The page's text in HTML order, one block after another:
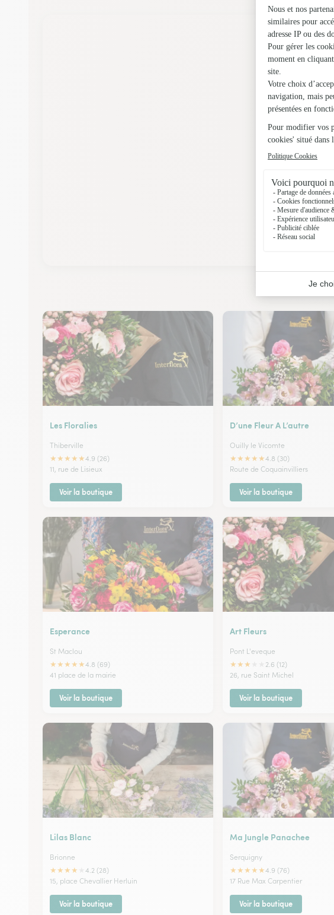
Les Floralies
Thiberville
★★★★★4.9 (26)
11, rue de Lisieux
Voir la boutique
D’une Fleur A L’autre
Ouilly le Vicomte
★★★★★4.8 (30)
Route de Coquainvilliers
Voir la boutique
Esperance
St Maclou
★★★★★4.8 (69)
41 place de la mairie
Voir la boutique
Art Fleurs
Pont L'eveque
★★★
2.6 (12)
26, rue Saint Michel
Voir la boutique
Lilas Blanc
Brionne
★★★★
4.2 (28)
15, place Chevallier Herluin
Voir la boutique
Ma Jungle Panachee
Serquigny
★★★★★4.9 (76)
17 Rue Max Carpentier
Voir la boutique